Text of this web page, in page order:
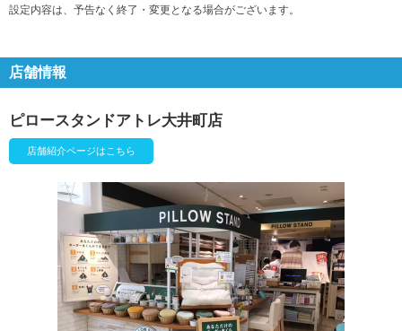
設定内容は、予告なく終了・変更となる場合がございます。
店舗情報
ピロースタンドアトレ大井町店
店舗紹介ページはこちら